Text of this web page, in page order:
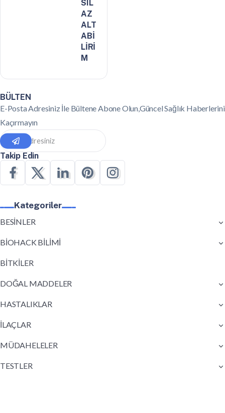
SIL
AZ
ALT
ABİ
LİRİ
M
BÜLTEN
E-Posta Adresiniz İle Bültene Abone Olun,Güncel Sağlık Haberlerini
Kaçırmayın
Takip Edin
Kategoriler
BESİNLER
BİOHACK BİLİMİ
BİTKİLER
DOĞAL MADDELER
HASTALIKLAR
İLAÇLAR
MÜDAHELELER
TESTLER